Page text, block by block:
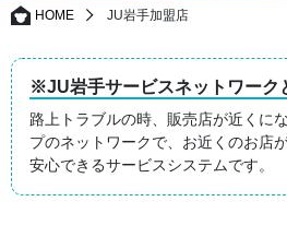
HOME JU岩手加盟店
※JU岩手サービスネットワー
路上トラブルの時、販売店が近くに
プのネットワークで、お近くのお店が
安心できるサービスシステムです。